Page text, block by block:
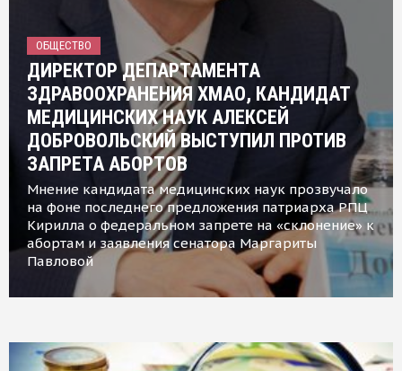
ОБЩЕСТВО
ДИРЕКТОР ДЕПАРТАМЕНТА
ЗДРАВООХРАНЕНИЯ ХМАО, КАНДИДАТ
МЕДИЦИНСКИХ НАУК АЛЕКСЕЙ
ДОБРОВОЛЬСКИЙ ВЫСТУПИЛ ПРОТИВ
ЗАПРЕТА АБОРТОВ
Мнение кандидата медицинских наук прозвучало
на фоне последнего предложения патриарха РПЦ
Кирилла о федеральном запрете на «склонение» к
абортам и заявления сенатора Маргариты
Павловой